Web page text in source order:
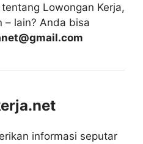
Lowongan Kerja,
– lain? Anda bisa
informasi seputar